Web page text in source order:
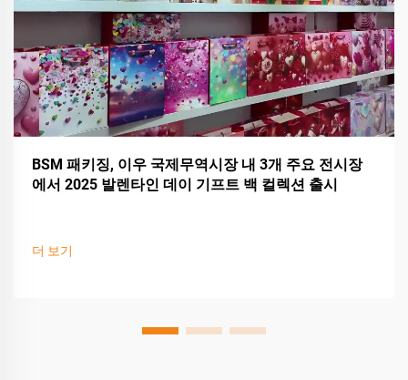
BSM 패키징, 이우 국제무역시장 내 3개 주요 전시장
에서 2025 발렌타인 데이 기프트 백 컬렉션 출시
더 보기